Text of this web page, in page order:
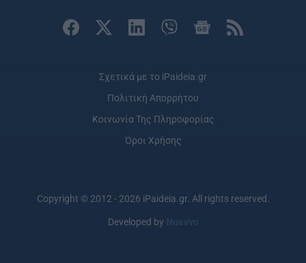
Σχετικά με το iPaideia.gr
Πολιτική Απορρήτου
Κοινωνία Της Πληροφορίας
Όροι Χρήσης
Copyright © 2012 - 2026 iPaideia.gr. All rights reserved.
Developed by